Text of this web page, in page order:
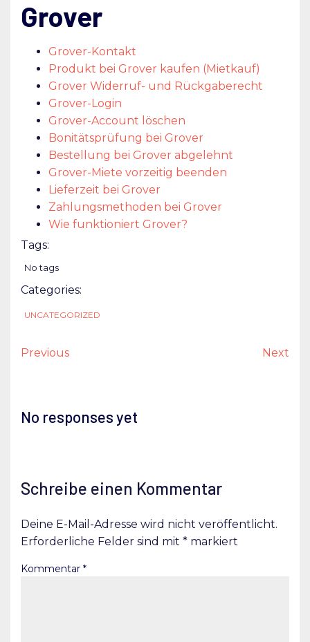
Grover
Grover-Kontakt
Produkt bei Grover kaufen (Mietkauf)
Grover Widerruf- und Rückgaberecht
Grover-Login
Grover-Account löschen
Bonitätsprüfung bei Grover
Bestellung bei Grover abgelehnt
Grover-Miete vorzeitig beenden
Lieferzeit bei Grover
Zahlungsmethoden bei Grover
Wie funktioniert Grover?
Tags:
No tags
Categories:
UNCATEGORIZED
Previous Next
No responses yet
Schreibe einen Kommentar
Deine E-Mail-Adresse wird nicht veröffentlicht.
Erforderliche Felder sind mit * markiert
Kommentar *